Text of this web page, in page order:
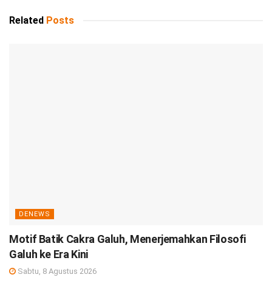
Related Posts
DENEWS
Motif Batik Cakra Galuh, Menerjemahkan Filosofi
Galuh ke Era Kini
Sabtu, 8 Agustus 2026